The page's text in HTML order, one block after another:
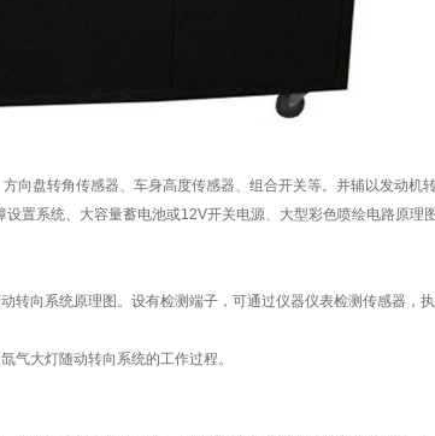
向盘转角传感器、车身高度传感器、组合开关等。并辅以发动机
置系统、大容量蓄电池或12V开关电源、大型彩色喷绘电路原理
转向系统原理图。设有检测端子，可通过仪器仪表检测传感器，
气大灯随动转向系统的工作过程。